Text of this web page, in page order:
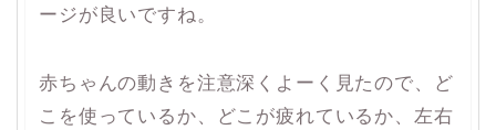
ージが良いですね。
赤ちゃんの動きを注意深くよーく見たので、ど
こを使っているか、どこが疲れているか、左右